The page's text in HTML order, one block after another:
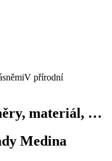
V přírodní
materiál, …
Medina